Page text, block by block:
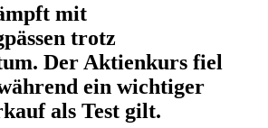
mit
trotz
Der Aktienkurs fiel
ein wichtiger
als Test gilt.